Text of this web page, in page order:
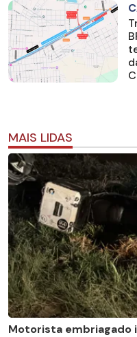
MAIS LIDAS
Motorista embriagado